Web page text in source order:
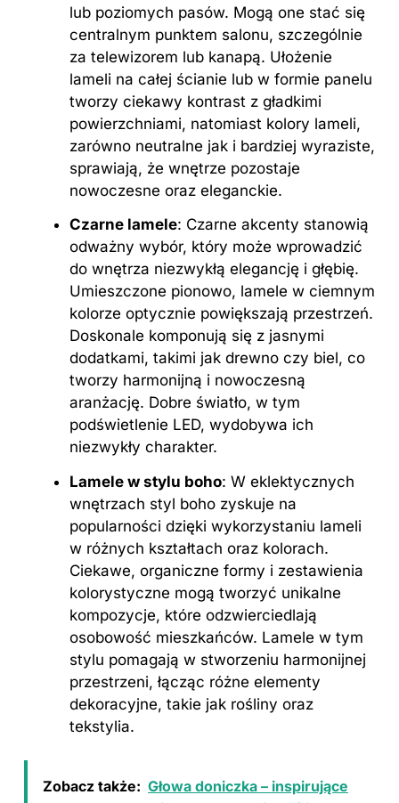
lub poziomych pasów. Mogą one stać się
centralnym punktem salonu, szczególnie
za telewizorem lub kanapą. Ułożenie
lameli na całej ścianie lub w formie panelu
tworzy ciekawy kontrast z gładkimi
powierzchniami, natomiast kolory lameli,
zarówno neutralne jak i bardziej wyraziste,
sprawiają, że wnętrze pozostaje
nowoczesne oraz eleganckie.
Czarne lamele: Czarne akcenty stanowią
odważny wybór, który może wprowadzić
do wnętrza niezwykłą elegancję i głębię.
Umieszczone pionowo, lamele w ciemnym
kolorze optycznie powiększają przestrzeń.
Doskonale komponują się z jasnymi
dodatkami, takimi jak drewno czy biel, co
tworzy harmonijną i nowoczesną
aranżację. Dobre światło, w tym
podświetlenie LED, wydobywa ich
niezwykły charakter.
Lamele w stylu boho: W eklektycznych
wnętrzach styl boho zyskuje na
popularności dzięki wykorzystaniu lameli
w różnych kształtach oraz kolorach.
Ciekawe, organiczne formy i zestawienia
kolorystyczne mogą tworzyć unikalne
kompozycje, które odzwierciedlają
osobowość mieszkańców. Lamele w tym
stylu pomagają w stworzeniu harmonijnej
przestrzeni, łącząc różne elementy
dekoracyjne, takie jak rośliny oraz
tekstylia.
Zobacz także: Głowa doniczka – inspirujące